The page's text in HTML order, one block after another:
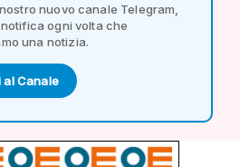
nuovo canale Telegram,
ogni volta che
una notizia.
al Canale